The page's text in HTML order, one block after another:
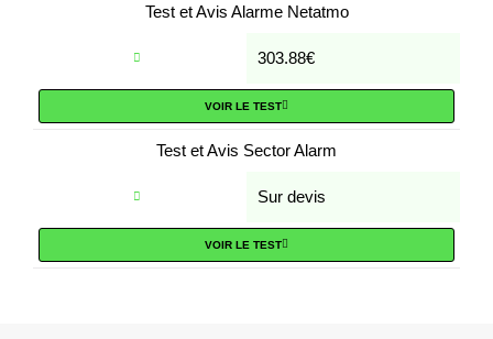
Test et Avis Alarme Netatmo
303.88€
VOIR LE TEST
Test et Avis Sector Alarm
Sur devis
VOIR LE TEST